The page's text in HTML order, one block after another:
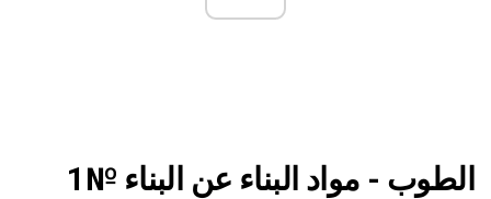
الطوب - مواد البناء عن البناء №1